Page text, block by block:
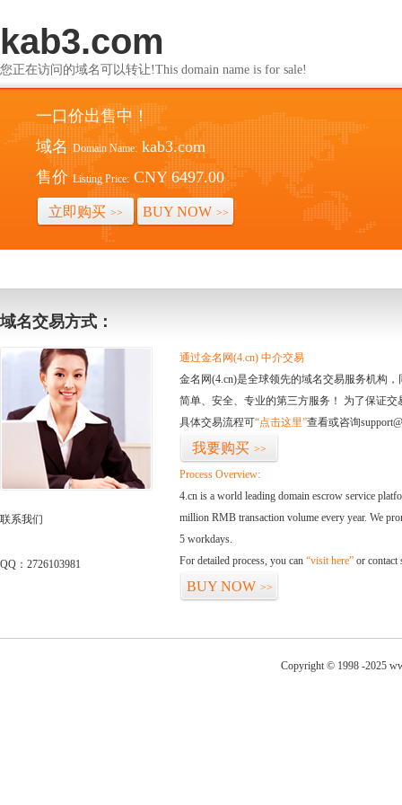
kab3.com
您正在访问的域名可以转让!This domain name is for sale!
一口价出售中！
域名 Domain Name: kab3.com
售价 Listing Price: CNY 6497.00
立即购买 >> BUY NOW >>
域名交易方式：
联系我们
QQ：2726103981
通过金名网(4.cn) 中介交易
金名网(4.cn)是全球领先的域名交易服务机构
简单、安全、专业的第三方服务！ 为了保证
具体交易流程可“点击这里”查看或咨询
我要购买 >>
Process Overview:
4.cn is a world leading domain escrow service
million RMB transaction volume every year. We
5 workdays.
For detailed process, you can “visit here” or contact
BUY NOW >>
Copyright © 1998 -2025